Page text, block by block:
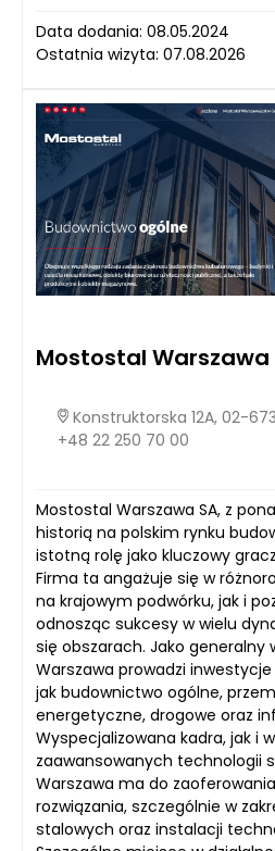
Data dodania: 08.05.2024
Ostatnia wizyta: 07.08.2026
Mostostal Warszawa
Konstruktorska 12A, 02-
+48 22 250 70 00
Mostostal Warszawa SA, z
historią na polskim rynku
istotną rolę jako kluczowy
Firma ta angażuje się w
na krajowym podwórku, jak i
odnosząc sukcesy w wielu
się obszarach. Jako generalny
Warszawa prowadzi
jak budownictwo ogólne,
energetyczne, drogowe oraz
Wyspecjalizowana kadra, jak i
zaawansowanych technologii
Warszawa ma do
rozwiązania, szczególnie w
stalowych oraz instalacji